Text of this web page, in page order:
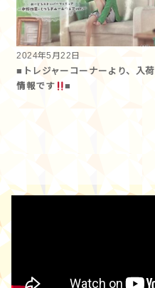
2024年5月22日
■トレジャーコーナーより、入荷
情報です
■